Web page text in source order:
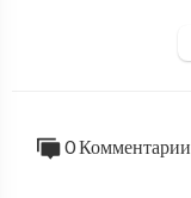
0 Комментарии